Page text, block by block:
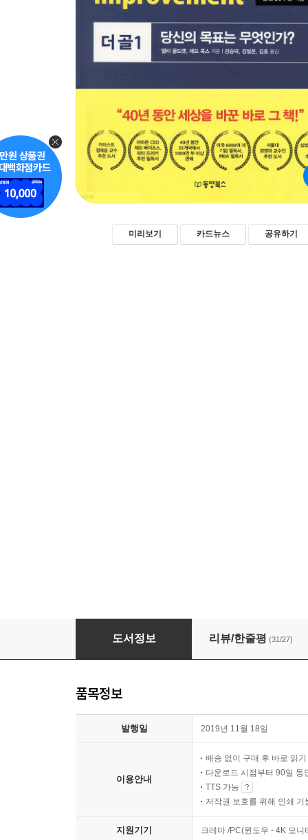
미리보기 카드뉴스 공유하기
[대여] THE GOAL (더골 1) - 30주년 기념 개정
도서정보 리뷰/한줄평 (31/27)
품목정보
발행일 2019년 11월 18일
이용안내
배송 없이 구매 후 바로 읽기
다운로드 시점부터 90일 동
TTS 가능
저작권 보호를 위해 인쇄 기
지원기기 크레마 /PC(윈도우 - 4K 모